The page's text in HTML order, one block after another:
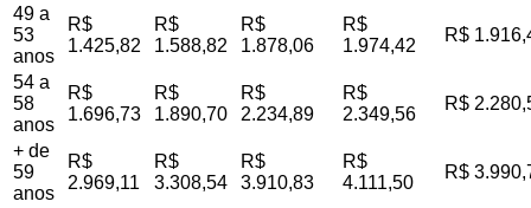
49 a
53
anos
R$
1.425,82
R$
1.588,82
R$
1.878,06
R$
1.974,42
R$
54 a
58
anos
R$
1.696,73
R$
1.890,70
R$
2.234,89
R$
2.349,56
R$
+ de
59
anos
R$
2.969,11
R$
3.308,54
R$
3.910,83
R$
4.111,50
R$